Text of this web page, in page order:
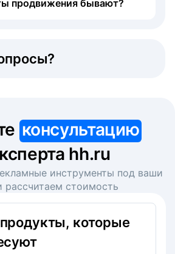
продвижения бывают?
консультацию
hh.ru
инструменты под ваши
рассчитаем стоимость
которые